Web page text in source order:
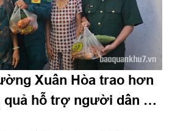
Xuân Hòa trao hơn
quả hỗ trợ người dân có